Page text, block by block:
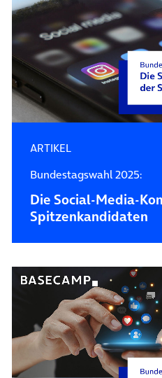
ARTIKEL
Bundestagswahl 2025:
Die Social-Media-
Spitzenkandidaten